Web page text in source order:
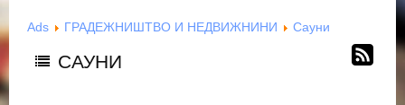
Ads ГРАДЕЖНИШТВО И НЕДВИЖНИНИ Сауни
САУНИ